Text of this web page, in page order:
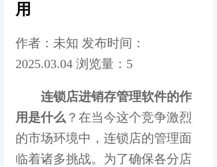
用
作者：未知 发布时间：
2025.03.04 浏览量：5
连锁店进销存管理软件的作
用是什么 ？在当今这个竞争激烈
的市场环境中，连锁店的管理面
临着诸多挑战。为了确保各分店